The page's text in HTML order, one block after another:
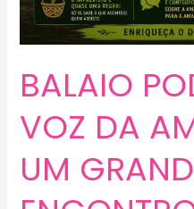
amplia
sua
na
BALAIO
VOZ DA
UM